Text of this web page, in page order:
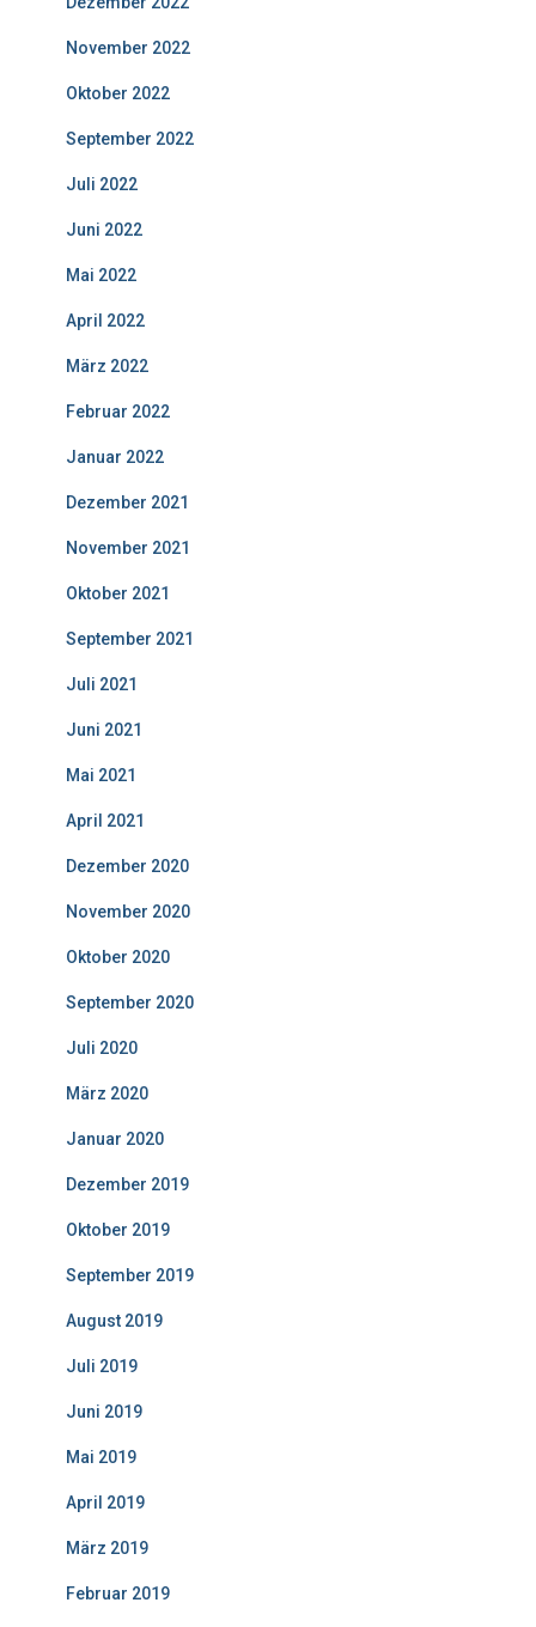
November 2022
Oktober 2022
September 2022
Juli 2022
Juni 2022
Mai 2022
April 2022
März 2022
Februar 2022
Januar 2022
Dezember 2021
November 2021
Oktober 2021
September 2021
Juli 2021
Juni 2021
Mai 2021
April 2021
Dezember 2020
November 2020
Oktober 2020
September 2020
Juli 2020
März 2020
Januar 2020
Dezember 2019
Oktober 2019
September 2019
August 2019
Juli 2019
Juni 2019
Mai 2019
April 2019
März 2019
Februar 2019